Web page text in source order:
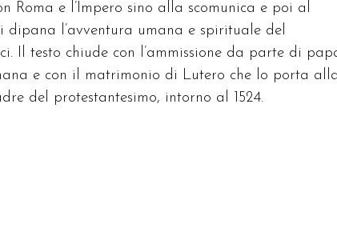
Roma e l’Impero sino alla scomunica e poi al
l’avventura umana e spirituale del
Il testo chiude con l’ammissione da parte di
e con il matrimonio di Lutero che lo porta
del protestantesimo, intorno al 1524.